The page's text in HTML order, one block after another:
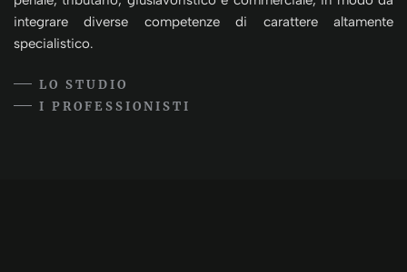
integrare diverse competenze di carattere altamente
specialistico.
LO STUDIO
I PROFESSIONISTI